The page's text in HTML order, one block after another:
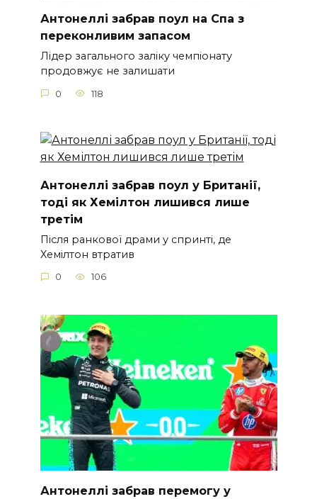
Антонеллі забрав поул на Спа з
переконливим запасом
Лідер загального заліку чемпіонату
продовжує не залишати
0 118
Антонеллі забрав поул у Британії,
тоді як Хемілтон лишився лише
третім
Після ранкової драми у спринті, де
Хемілтон втратив
0 106
Антонеллі забрав перемогу у